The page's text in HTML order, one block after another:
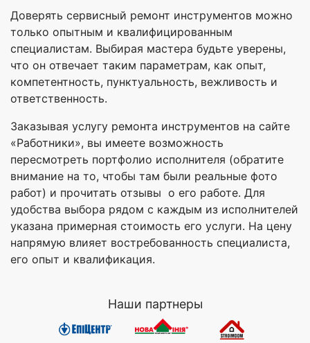
Доверять сервисный ремонт инструментов можно
только опытным и квалифицированным
специалистам. Выбирая мастера будьте уверены,
что он отвечает таким параметрам, как опыт,
компетентность, пунктуальность, вежливость и
ответственность.
Заказывая услугу ремонта инструментов на сайте
«Работники», вы имеете возможность
пересмотреть портфолио исполнителя (обратите
внимание на то, чтобы там были реальные фото
работ) и прочитать отзывы о его работе. Для
удобства выбора рядом с каждым из исполнителей
указана примерная стоимость его услуги. На цену
напрямую влияет востребованность специалиста,
его опыт и квалификация.
Наши партнеры